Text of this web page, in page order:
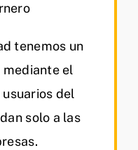
tenemos un
el
del
solo a las